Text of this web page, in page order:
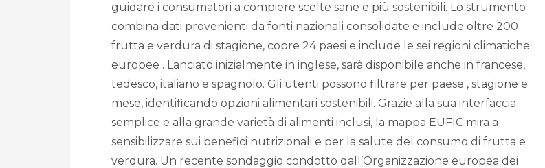
guidare i consumatori a compiere scelte sane e più sostenibili. Lo strumento
combina dati provenienti da fonti nazionali consolidate e include oltre 200
frutta e verdura di stagione, copre 24 paesi e include le sei regioni climatiche
europee . Lanciato inizialmente in inglese, sarà disponibile anche in francese,
tedesco, italiano e spagnolo. Gli utenti possono filtrare per paese , stagione e
mese, identificando opzioni alimentari sostenibili. Grazie alla sua interfaccia
semplice e alla grande varietà di alimenti inclusi, la mappa EUFIC mira a
sensibilizzare sui benefici nutrizionali e per la salute del consumo di frutta e
verdura. Un recente sondaggio condotto dall’Organizzazione europea dei